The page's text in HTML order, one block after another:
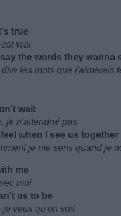
true
vrai
the words they wanna
les mots que j'aimerais
wait
je n'attendrai pas
feel when I see us
je me sens quand je
me
moi
us to be
je veux qu'on soit